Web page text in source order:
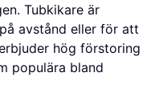
Tubkikare är
avstånd eller för att
hög förstoring
populära bland